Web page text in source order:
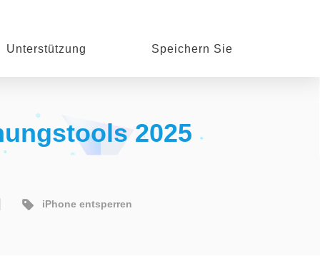
Unterstützung Speichern Sie
2025
iPhone entsperren